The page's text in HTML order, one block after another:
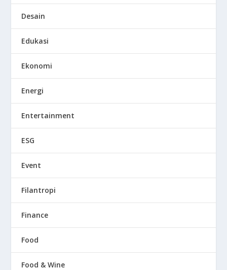
Desain
Edukasi
Ekonomi
Energi
Entertainment
ESG
Event
Filantropi
Finance
Food
Food & Wine